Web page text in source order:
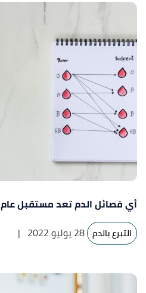
أي فصائل الدم تعد مستقبل عام
التبرع بالدم 28 يوليو 2022 |